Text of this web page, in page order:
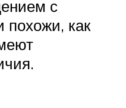
с
похожи, как